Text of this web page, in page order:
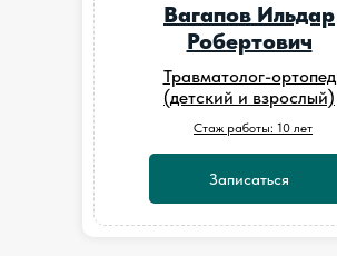
Вагапов Ильдар
Робертович
Записаться
Травматолог-ортопед
(детский и взрослый)
Стаж работы: 10 лет